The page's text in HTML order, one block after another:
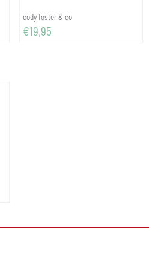
Merk:
cody foster & co
Prijs: 19,95
€19,95